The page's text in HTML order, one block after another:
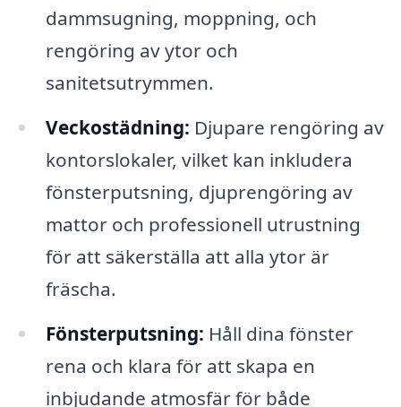
dammsugning, moppning, och
rengöring av ytor och
sanitetsutrymmen.
Veckostädning: Djupare rengöring av
kontorslokaler, vilket kan inkludera
fönsterputsning, djuprengöring av
mattor och professionell utrustning
för att säkerställa att alla ytor är
fräscha.
Fönsterputsning: Håll dina fönster
rena och klara för att skapa en
inbjudande atmosfär för både